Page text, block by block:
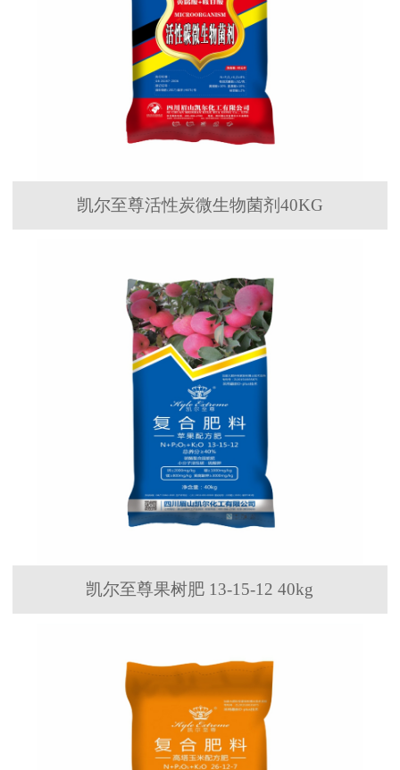
凯尔至尊活性炭微生物菌剂40KG
凯尔至尊果树肥 13-15-12 40kg